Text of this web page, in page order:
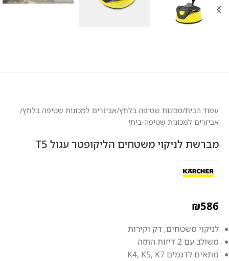
עמוד הבית/מכונות שטיפה בלחץ/אביזרים למכונות שטיפה בלחץ/
אביזרים למכונות שטיפה-ביתי
מברשת לניקוי משטחים הליקופטר עגול T5
₪586
לניקוי משטחים, דק וקירות
משולב עם 2 דיזות התזה
מתאים לדגמים K4, K5, K7